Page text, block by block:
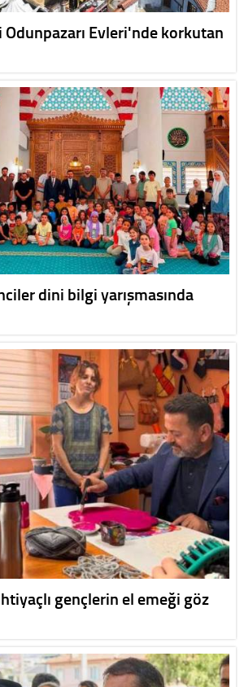
Odunpazarı Evleri'nde korkutan
dini bilgi yarışmasında
gençlerin el emeği göz